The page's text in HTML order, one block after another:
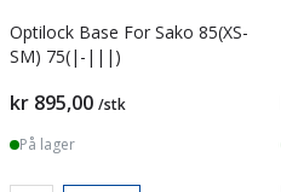
Optilock Base For Sako 85(XS-
SM) 75(|-|||)
kr 895,00 /stk
På lager